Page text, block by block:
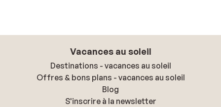
Vacances au soleil
Destinations - vacances au soleil
Offres & bons plans - vacances au soleil
Blog
S'inscrire à la newsletter